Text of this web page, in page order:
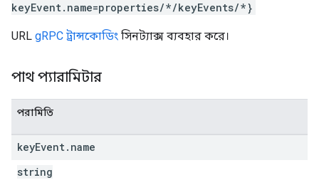
keyEvent.name=properties/*/keyEvents/*}
URL gRPC ট্রান্সকোডিং সিনট্যাক্স ব্যবহার করে।
পাথ প্যারামিটার
পরামিতি
keyEvent. name
string